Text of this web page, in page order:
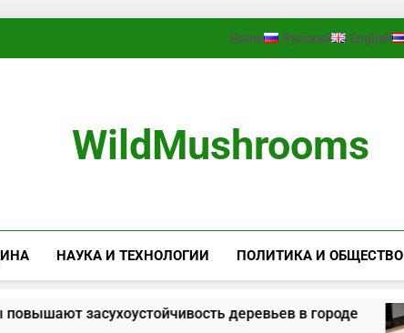
Home Русский English
WildMushrooms
НАУКА И ТЕХНОЛОГИИ ПОЛИТИКА И ОБЩЕСТВО
засухоустойчивость деревьев в городе